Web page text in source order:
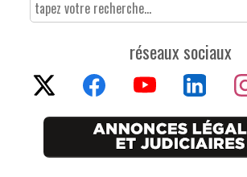
réseaux sociaux